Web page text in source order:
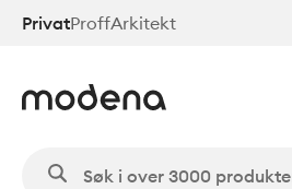
Hopp
PrivatProffArkitekt